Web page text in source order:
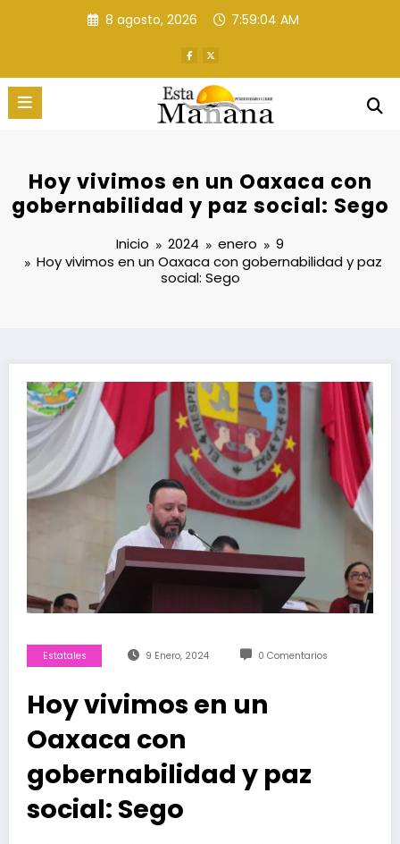
8 agosto, 2026 7:59:05 AM
Hoy vivimos en un Oaxaca con
gobernabilidad y paz social: Sego
Inicio 2024 enero
9
Hoy vivimos en un Oaxaca con gobernabilidad y paz
social: Sego
Estatales 9 Enero, 2024 0 Comentarios
Hoy vivimos en un
Oaxaca con
gobernabilidad y paz
social: Sego